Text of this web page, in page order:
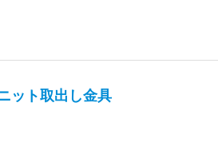
ット取出し金具